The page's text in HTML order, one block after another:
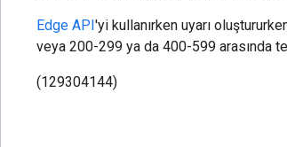
Edge API'yi kullanırken uyarı
veya 200-299 ya da 400-599 arasında
(129304144)